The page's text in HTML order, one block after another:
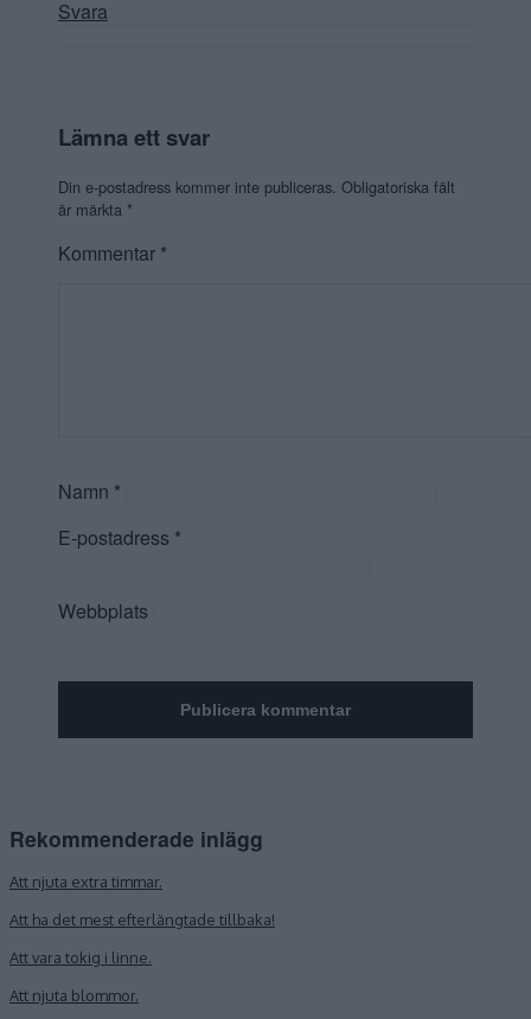
Svara
Lämna ett svar
Din e-postadress kommer inte publiceras. Obligatoriska fält
är märkta *
Kommentar *
Namn *
E-postadress *
Webbplats
Rekommenderade inlägg
Att njuta extra timmar.
Att ha det mest efterlängtade tillbaka!
Att vara tokig i linne.
Att njuta blommor.